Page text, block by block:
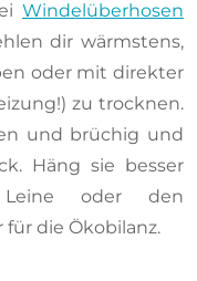
Windelüberhosen
dir wärmstens,
oder mit direkter
zu trocknen.
und brüchig und
Häng sie besser
oder den
für die Ökobilanz.